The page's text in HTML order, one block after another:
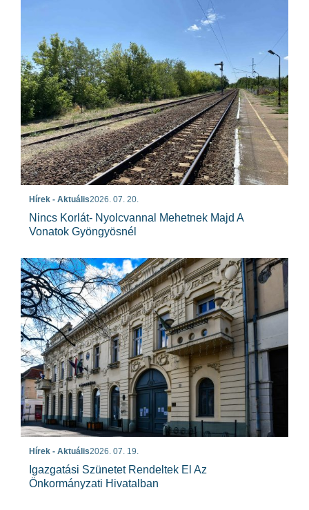
Hírek - Aktuális2026. 07. 20.
Nincs Korlát- Nyolcvannal Mehetnek Majd A
Vonatok Gyöngyösnél
Hírek - Aktuális2026. 07. 19.
Igazgatási Szünetet Rendeltek El Az
Önkormányzati Hivatalban